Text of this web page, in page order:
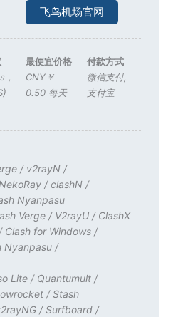
飞鸟机场官网
,
最便宜价格
CNY￥
0.50 每天
付款方式
微信支付,
支付宝
/ v2rayN /
NekoRay /clashN /
Nyanpasu
Verge / V2rayU / ClashX
Clash for Windows /
Nyanpasu /
Lite / Quantumult /
/Stash
/Surfboard /